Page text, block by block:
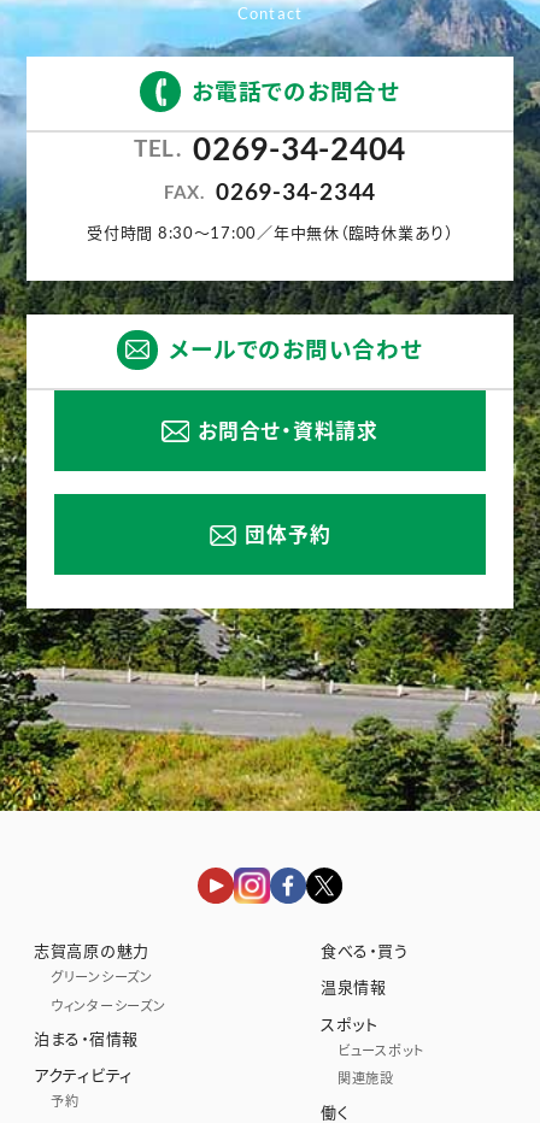
お電話でのお問合せ
TEL. 0269-34-2404
FAX. 0269-34-2344
受付時間 8:30〜17:00／年中無休（臨時休業あり）
メールでのお問い合わせ
お問合せ・資料請求
団体予約
志賀高原の魅力
グリーンシーズン
ウィンターシーズン
泊まる・宿情報
アクティビティ
予約
食べる・買う
温泉情報
スポット
ビュースポット
関連施設
働く